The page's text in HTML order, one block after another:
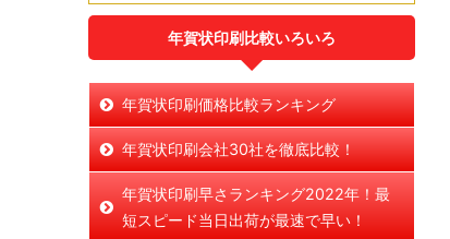
年賀状印刷比較いろいろ
年賀状印刷価格比較ランキング
年賀状印刷会社30社を徹底比較！
年賀状印刷早さランキング2022年！最
短スピード当日出荷が最速で早い！